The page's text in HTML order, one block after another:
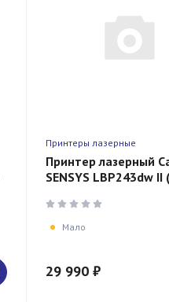
Принтеры лазерные
Принтер лазерный
SENSYS LBP243dw II
Fi/LAN)
Мало
29 990 ₽